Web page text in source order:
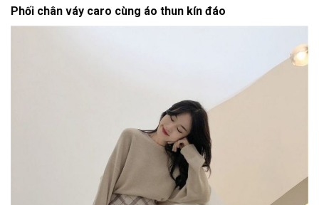
Phối chân váy caro cùng áo thun kín đáo